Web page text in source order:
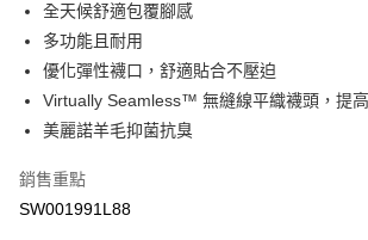
宅配-本島
每筆NT$100，滿NT$1,500(含以上)免運費
全天候舒適包覆腳感
多功能且耐用
優化彈性襪口，舒適貼合不壓迫
Virtually Seamless™ 無縫線平織襪頭，提
美麗諾羊毛抑菌抗臭
銷售重點
SW001991L88